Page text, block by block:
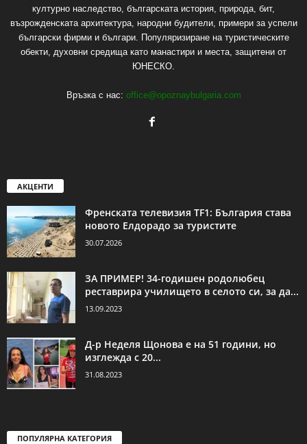
културно наследство, българската история, природа, бит,
възрожденската архитектура, народни будители, примери за успели
български фирми и българи. Популяризиране на туристическите
обекти, духовни средища като манастири и места, защитени от
ЮНЕСКО.
Връзка с нас: office@opoznaybulgaria.com
АКЦЕНТИ
Френската телевизия TF1: България става
новото Елдорадо за туристите
30.07.2026
ЗА ПРИМЕР! 34-годишен родолюбец
реставрира училището в селото си, за да...
13.09.2023
Д-р Неделя Щонова е на 51 години, но
изглежда с 20...
31.08.2023
ПОПУЛЯРНА КАТЕГОРИЯ